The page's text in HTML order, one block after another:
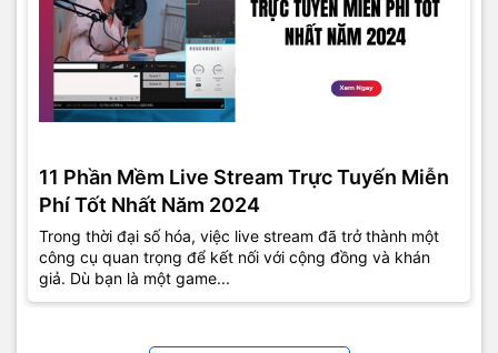
11 Phần Mềm Live Stream Trực Tuyến Miễn
Phí Tốt Nhất Năm 2024
Trong thời đại số hóa, việc live stream đã trở thành một
công cụ quan trọng để kết nối với cộng đồng và khán
giả. Dù bạn là một game...